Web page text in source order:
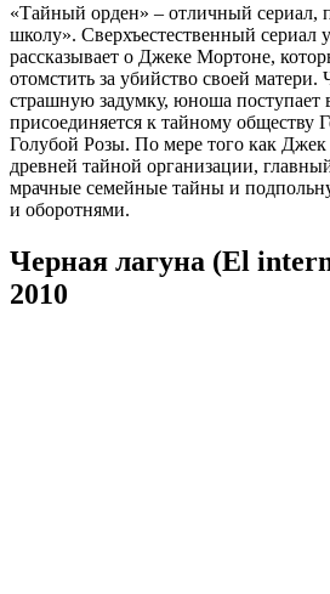
«Тайный орден» – отличный сериал,
школу». Сверхъестественный сериал
рассказывает о Джеке Мортоне,
отомстить за убийство своей
страшную задумку, юноша поступает
присоединяется к тайному обществу
Голубой Розы. По мере того как Джек
древней тайной организации,
мрачные семейные тайны и
и оборотнями.
Черная лагуна (El
2010